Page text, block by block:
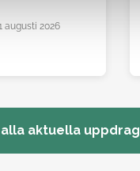
augusti 2026
alla aktuella uppdrag